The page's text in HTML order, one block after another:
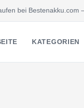
bei
KATEGORIEN